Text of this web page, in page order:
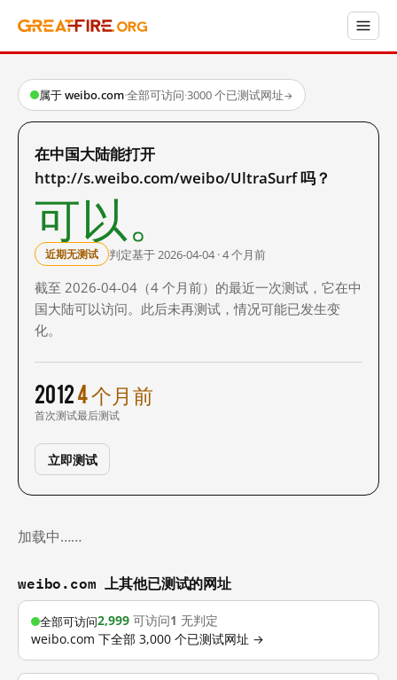
属于 weibo.com·全部可访问·3000 个已测试网址→
在中国大陆能打开
http://s.weibo.com/weibo/UltraSurf 吗？
可以。
近期无测试 判定基于 2026-04-04 · 4 个月前
截至 2026-04-04（4 个月前）的最近一次测试，它在中
国大陆可以访问。此后未再测试，情况可能已发生变
化。
2012
首次测试
4 个月前
最后测试
立即测试
加载中……
weibo.com 上其他已测试的网址
全部可访问2,999 可访问1 无判定
weibo.com 下全部 3,000 个已测试网址 →